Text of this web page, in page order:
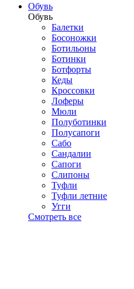
Обувь
Обувь
Балетки
Босоножки
Ботильоны
Ботинки
Ботфорты
Кеды
Кроссовки
Лоферы
Мюли
Полуботинки
Полусапоги
Сабо
Сандалии
Сапоги
Слипоны
Туфли
Туфли летние
Угги
Смотреть все